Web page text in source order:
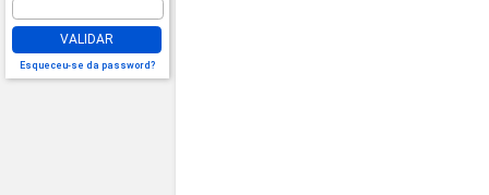
VALIDAR
Esqueceu-se da password?